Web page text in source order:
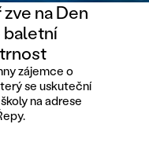
na Den
baletní
zájemce o
se uskuteční
na adrese